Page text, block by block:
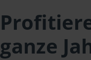
ganze